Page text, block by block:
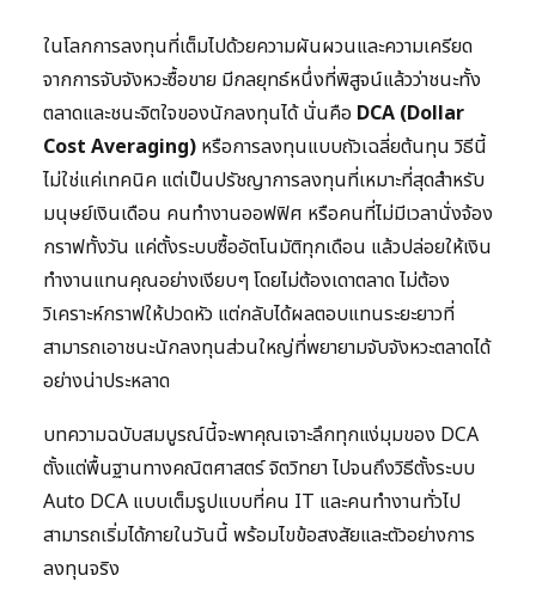
ในโลกการลงทุนที่เต็มไปด้วยความผันผวนและความเครียด
จากการจับจังหวะซื้อขาย มีกลยุทธ์หนึ่งที่พิสูจน์แล้วว่าชนะทั้ง
ตลาดและชนะจิตใจของนักลงทุนได้ นั่นคือ DCA (Dollar
Cost Averaging) หรือการลงทุนแบบถัวเฉลี่ยต้นทุน วิธีนี้
ไม่ใช่แค่เทคนิค แต่เป็นปรัชญาการลงทุนที่เหมาะที่สุดสำหรับ
มนุษย์เงินเดือน คนทำงานออฟฟิศ หรือคนที่ไม่มีเวลานั่งจ้อง
กราฟทั้งวัน แค่ตั้งระบบซื้ออัตโนมัติทุกเดือน แล้วปล่อยให้เงิน
ทำงานแทนคุณอย่างเงียบๆ โดยไม่ต้องเดาตลาด ไม่ต้อง
วิเคราะห์กราฟให้ปวดหัว แต่กลับได้ผลตอบแทนระยะยาวที่
สามารถเอาชนะนักลงทุนส่วนใหญ่ที่พยายามจับจังหวะตลาดได้
อย่างน่าประหลาด
บทความฉบับสมบูรณ์นี้จะพาคุณเจาะลึกทุกแง่มุมของ DCA
ตั้งแต่พื้นฐานทางคณิตศาสตร์ จิตวิทยา ไปจนถึงวิธีตั้งระบบ
Auto DCA แบบเต็มรูปแบบที่คน IT และคนทำงานทั่วไป
สามารถเริ่มได้ภายในวันนี้ พร้อมไขข้อสงสัยและตัวอย่างการ
ลงทุนจริง